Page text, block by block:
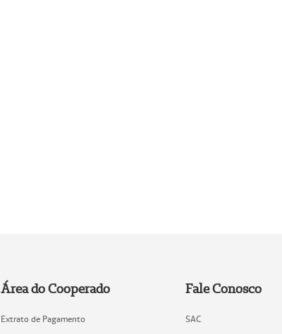
Área do Cooperado
Extrato de Pagamento
Fale Conosco
SAC